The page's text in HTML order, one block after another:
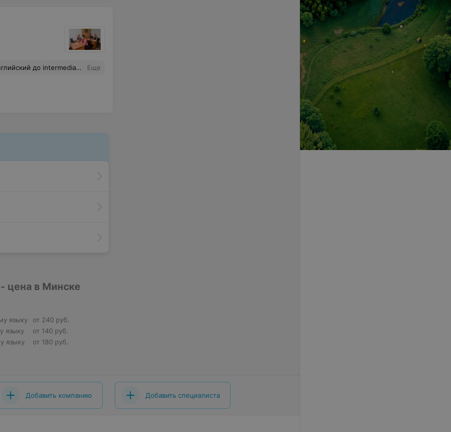
Сейчас уровень намного выше, спокойно читаю проф литературу, хотя особо не уделяла внимание самостоятельной подготовке. Еще
цена в Минске
языку
от 240 руб.
языку
от 140 руб.
языку
от 180 руб.
Добавить компанию Добавить специалиста